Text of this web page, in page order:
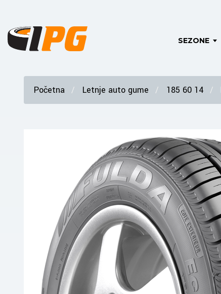
SEZONE
Početna Letnje auto gume 185 60 14